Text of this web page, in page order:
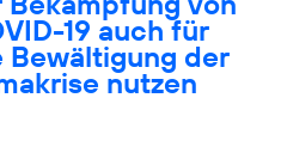
19 auch für
Bewältigung der
nutzen